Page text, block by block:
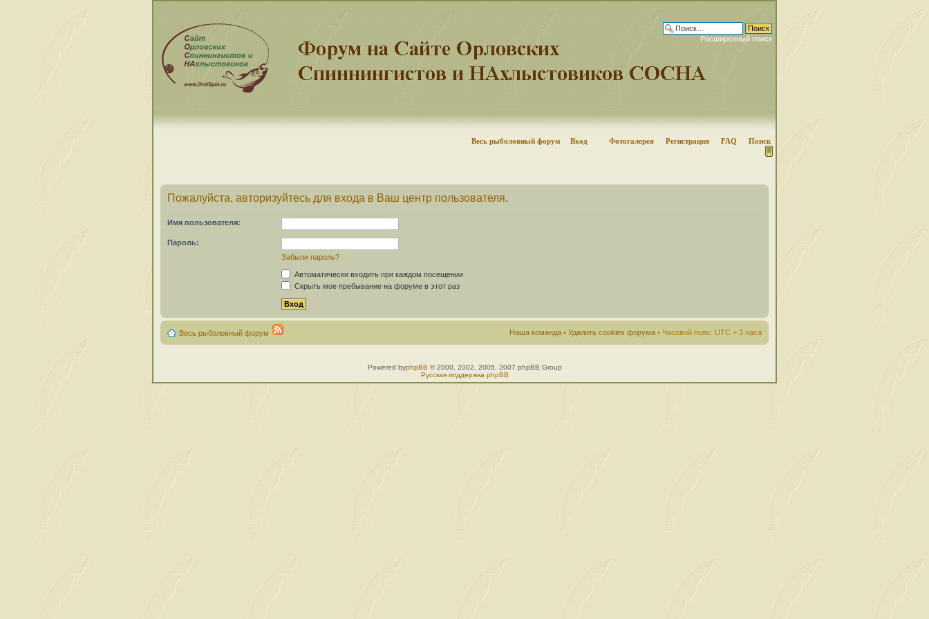
Расширенный поиск
Весь рыболовный форум Вход Фотогалерея Регистрация FAQ Поиск
Пожалуйста, авторизуйтесь для входа в Ваш центр пользователя.
Имя пользователя:
Пароль:
Забыли пароль?
Автоматически входить при каждом посещении
Скрыть мое пребывание на форуме в этот раз
Весь рыболовный форум Наша команда • Удалить cookies форума • Часовой пояс: UTC + 3 часа
Powered byphpBB © 2000, 2002, 2005, 2007 phpBB Group
Русская поддержка phpBB